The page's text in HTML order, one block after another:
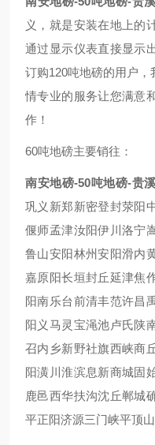
义，就是安装在地上的
通过显示仪表直接显示
订购120吨地磅的用户
情专业的服务让您满意
作！
60吨地磅主要销往：
南安地磅-50吨地磅-贵
巩义新郑新密登封荥阳
偃师孟津汝阳伊川洛宁
鲁山安阳林州安阳滑内
嘉原阳长垣封丘延津焦
阳南乐台前清丰范许昌
阳义马灵宝渑池卢氏陕
召内乡新野社旗西峡商
阳潢川淮滨息新商城固
鹿邑西华扶沟沈丘郸城
平正阳济源三门峡平顶山